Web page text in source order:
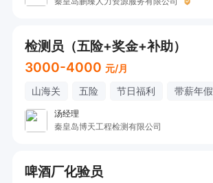
检测员（五险+奖金+补助）
3000-4000 元/月
山海关 五险 节日福利 带薪年假
汤经理
秦皇岛博天工程检测有限公司
啤酒厂化验员